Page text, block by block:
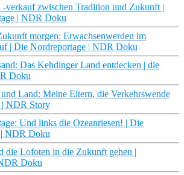
-verkauf zwischen Tradition und Zukunft |
| NDR Doku
morgen: Erwachsenwerden im
| Die Nordreportage | NDR Doku
Das Kehdinger Land entdecken | die
Doku
Land: Meine Eltern, die Verkehrswende
NDR Story
Und links die Ozeanriesen! | Die
NDR Doku
die Lofoten in die Zukunft gehen |
Doku